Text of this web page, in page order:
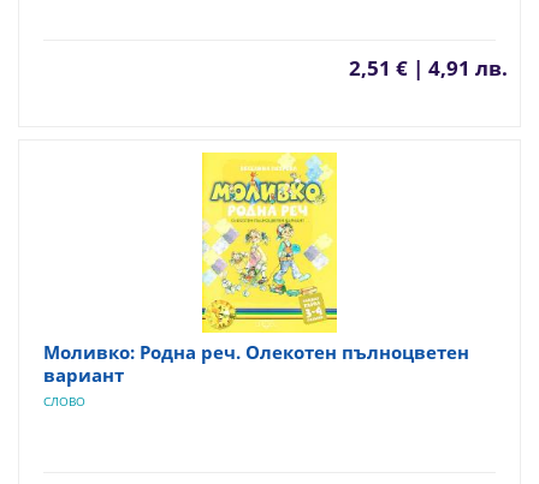
2,51 € | 4,91 лв.
Моливко: Родна реч. Олекотен пълноцветен
вариант
СЛОВО